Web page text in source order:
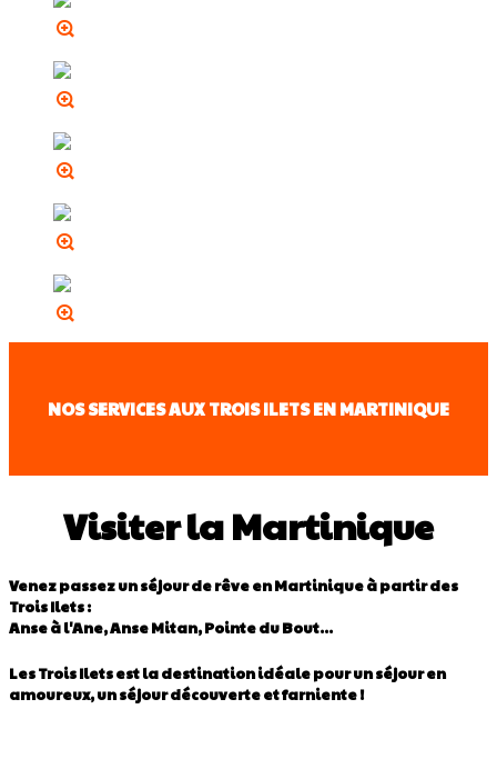
NOS SERVICES AUX TROIS ILETS EN MARTINIQUE
Visiter la Martinique
Venez passez un séjour de rêve en Martinique à partir des
Trois Ilets :
Anse à l'Ane, Anse Mitan, Pointe du Bout...
Les Trois Ilets est la destination idéale pour un séjour en
amoureux, un séjour découverte et farniente !